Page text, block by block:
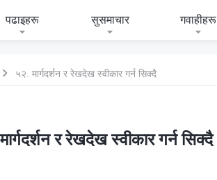
पढाइहरू सुसमाचार गवाहीहरू
५२. मार्गदर्शन र रेखदेख स्वीकार गर्न सिक्दै
र रेखदेख स्वीकार गर्न सिक्दै